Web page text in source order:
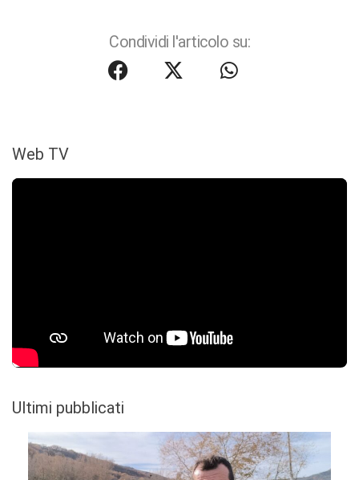
Condividi l'articolo su:
Web TV
Ultimi pubblicati